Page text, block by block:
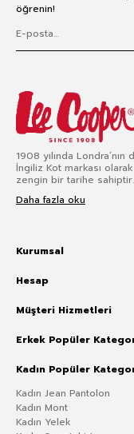
öğrenin!
1908 yılında
İngiliz Kot markası
zengin bir tarihe sahiptir.
Daha fazla oku
Kurumsal
Hesap
Müşteri Hizmetleri
Erkek Popüler
Kadın Popüler
Kadın Jean Pantolon
Kadın Mont
Kadın Yelek